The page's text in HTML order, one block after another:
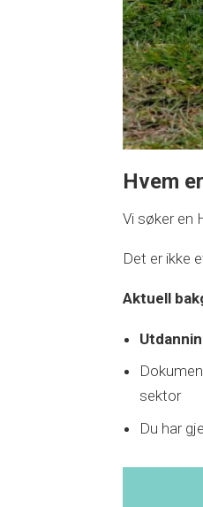
Hvem
Vi søker en
Det er ikke
Aktuell
sektor
Du har